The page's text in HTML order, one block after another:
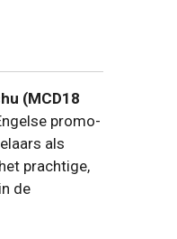
(MCD18
promo-
als
prachtige,
de